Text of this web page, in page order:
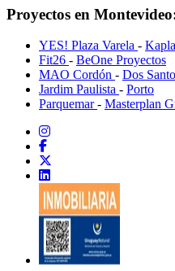
Proyectos en
YES! Plaza Varela -
Fit26 - BeOne Proyectos
MAO Cordón - Dos
Jardim Paulista - Porto
Parquemar- Masterplan